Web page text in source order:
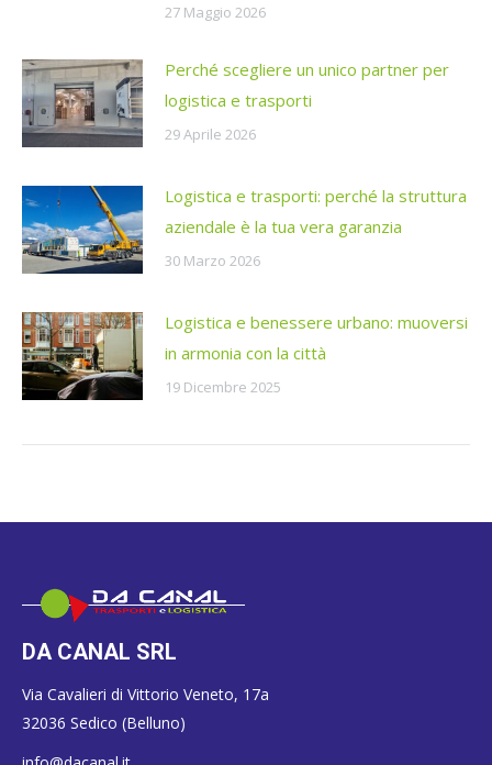
27 Maggio 2026
Perché scegliere un unico partner per
logistica e trasporti
29 Aprile 2026
Logistica e trasporti: perché la struttura
aziendale è la tua vera garanzia
30 Marzo 2026
Logistica e benessere urbano: muoversi
in armonia con la città
19 Dicembre 2025
DA CANAL SRL
Via Cavalieri di Vittorio Veneto, 17a
32036 Sedico (Belluno)